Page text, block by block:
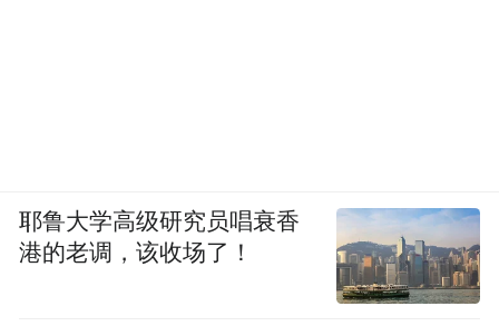
耶鲁大学高级研究员唱衰香
港的老调，该收场了！